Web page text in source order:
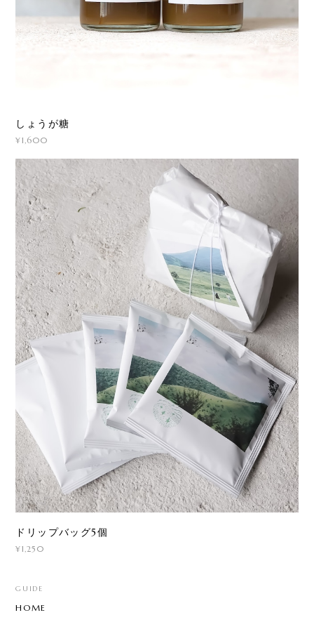
しょうが糖
¥1,600
ドリップバッグ5個
¥1,250
GUIDE
HOME